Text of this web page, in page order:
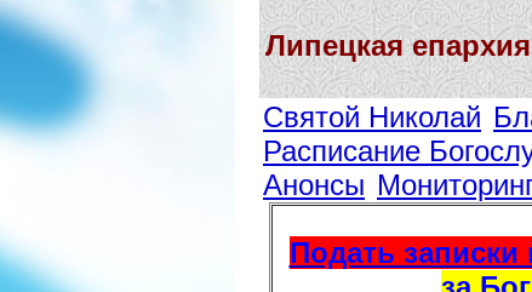
Липецкая
Святой Николай
Расписание
Анонсы
Подать записки